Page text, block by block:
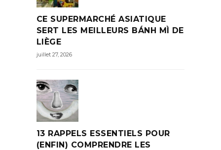
CE SUPERMARCHÉ ASIATIQUE
SERT LES MEILLEURS BÁNH MÌ DE
LIÈGE
juillet 27, 2026
13 RAPPELS ESSENTIELS POUR
(ENFIN) COMPRENDRE LES